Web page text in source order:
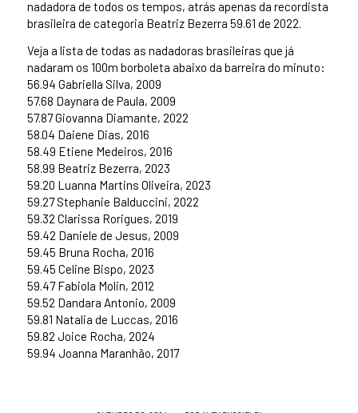
nadadora de todos os tempos, atrás apenas da recordista
brasileira de categoria Beatriz Bezerra 59.61 de 2022.
Veja a lista de todas as nadadoras brasileiras que já
nadaram os 100m borboleta abaixo da barreira do minuto:
56.94 Gabriella Silva, 2009
57.68 Daynara de Paula, 2009
57.87 Giovanna Diamante, 2022
58.04 Daiene Dias, 2016
58.49 Etiene Medeiros, 2016
58.99 Beatriz Bezerra, 2023
59.20 Luanna Martins Oliveira, 2023
59.27 Stephanie Balduccini, 2022
59.32 Clarissa Rorigues, 2019
59.42 Daniele de Jesus, 2009
59.45 Bruna Rocha, 2016
59.45 Celine Bispo, 2023
59.47 Fabiola Molin, 2012
59.52 Dandara Antonio, 2009
59.81 Natalia de Luccas, 2016
59.82 Joice Rocha, 2024
59.94 Joanna Maranhão, 2017